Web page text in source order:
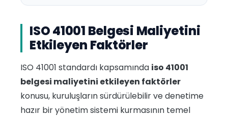
ISO 41001 Belgesi Maliyetini
Etkileyen Faktörler
ISO 41001 standardı kapsamında iso 41001
belgesi maliyetini etkileyen faktörler
konusu, kuruluşların sürdürülebilir ve denetime
hazır bir yönetim sistemi kurmasının temel